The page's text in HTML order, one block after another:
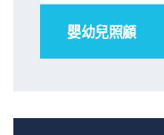
嬰幼兒照顧